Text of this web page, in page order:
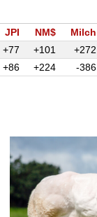
JPI NM$ Milch
+77 +101 +272
+86 +224 -386